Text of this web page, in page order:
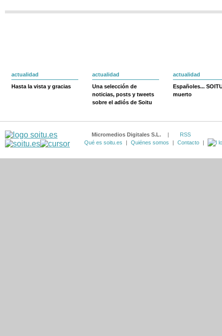
actualidad
Hasta la vista y gracias
actualidad
Una selección de
noticias, posts y tweets
sobre el adiós de Soitu
actualidad
Españoles...
muerto
Micromedios Digitales S.L. |
RSS
Qué es soitu.es
| Quiénes somos | Contacto |